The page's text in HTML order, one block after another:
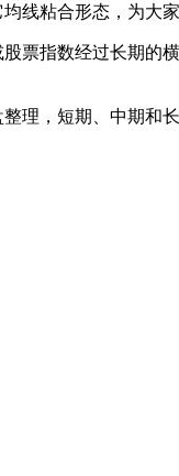
线粘合形态，为大家
指数经过长期的横
，短期、中期和长